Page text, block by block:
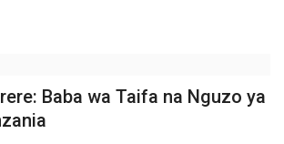
Baba wa Taifa na Nguzo ya